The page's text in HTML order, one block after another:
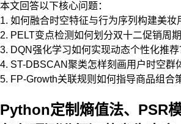
本文回答以下核心问题：
1. 如何融合时空特征与行为序列构建美妆
2. PELT变点检测如何划分双十二促销周期
3. DQN强化学习如何实现动态个性化推荐
4. ST-DBSCAN聚类怎样刻画用户时空群
5. FP-Growth关联规则如何指导商品组合
Python定制熵值法、PSR